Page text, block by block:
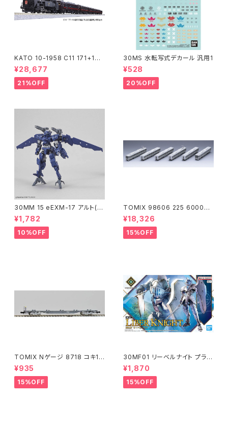
KATO 10-1958 C11 171+14
系｢SL冬の湿原号｣ 6両セット
特企品 Nゲージ 鉄道模型 北海
道（新品 在庫品）
¥28,677
21%OFF
30MS 水転写式デカール 汎用1
¥528
20%OFF
30MM 15 eEXM-17 アルト(空
中戦仕様)ネイビー
¥1,782
10%OFF
TOMIX 98606 225 6000系
(6両) 鉄道模型
¥18,326
15%OFF
TOMIX Nゲージ 8718 コキ10
7 (増備型・コンテナなし) 鉄道
模型
¥935
15%OFF
30MF01 リーベルナイト プラモ
デル（新品 在庫品）
¥1,870
15%OFF